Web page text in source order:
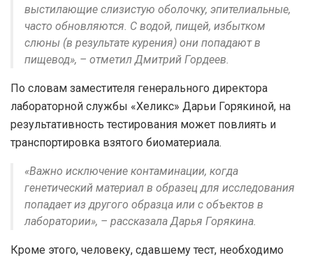
выстилающие слизистую оболочку, эпителиальные,
часто обновляются. С водой, пищей, избытком
слюны (в результате курения) они попадают в
пищевод», – отметил Дмитрий Гордеев.
По словам заместителя генерального директора
лабораторной службы «Хеликс» Дарьи Горякиной, на
результативность тестирования может повлиять и
транспортировка взятого биоматериала.
«Важно исключение контаминации, когда
генетический материал в образец для исследования
попадает из другого образца или с объектов в
лаборатории», – рассказала Дарья Горякина.
Кроме этого, человеку, сдавшему тест, необходимо